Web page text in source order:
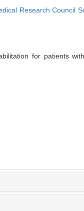
Research Council
for patients